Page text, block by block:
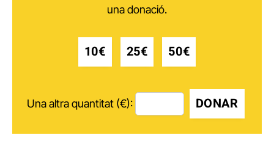
una donació.
10€ 25€ 50€
Una altra quantitat (€): DONAR